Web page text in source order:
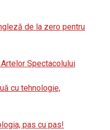
de la zero pentru
Spectacolului
cu tehnologie,
pas cu pas!